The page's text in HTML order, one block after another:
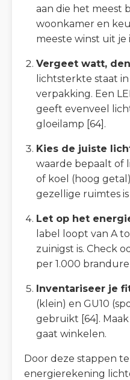
aan die het meest
woonkamer en
meeste winst uit je
Vergeet watt,
lichtsterkte staat
verpakking. Een
geeft evenveel
gloeilamp [64].
Kies de juiste
waarde bepaalt of
of koel (hoog
gezellige ruimtes
Let op het
label loopt van A
zuinigst is. Check
per 1.000
Inventariseer je
(klein) en GU10
gebruikt [64].
gaat winkelen.
Door deze stappen
energierekening